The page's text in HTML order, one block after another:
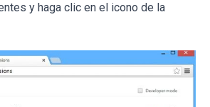
y haga clic en el icono de la